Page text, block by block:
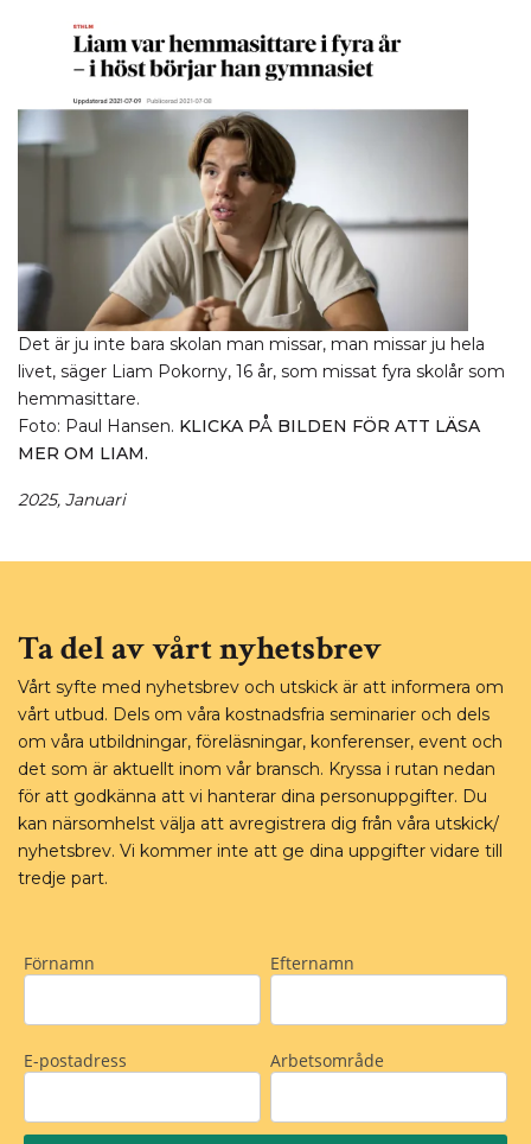
Det är ju inte bara skolan man missar, man missar ju hela
livet, säger Liam Pokorny, 16 år, som missat fyra skolår som
hemmasittare.
Foto: Paul Hansen. KLICKA PÅ BILDEN FÖR ATT LÄSA
MER OM LIAM.
2025, Januari
Ta del av vårt nyhetsbrev
Vårt syfte med nyhetsbrev och utskick är att informera om
vårt utbud. Dels om våra kostnadsfria seminarier och dels
om våra utbildningar, föreläsningar, konferenser, event och
det som är aktuellt inom vår bransch. Kryssa i rutan nedan
för att godkänna att vi hanterar dina personuppgifter. Du
kan närsomhelst välja att avregistrera dig från våra utskick/
nyhetsbrev. Vi kommer inte att ge dina uppgifter vidare till
tredje part.